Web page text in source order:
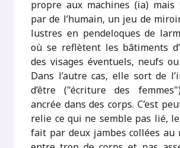
propre aux machines (ia) mais
par de l’humain, un jeu de
lustres en pendeloques de
où se reflètent les bâtiments
des visages éventuels, neufs
Dans l’autre cas, elle sort de
d’être ("écriture des
ancrée dans des corps. C’est
relie ce qui ne semble pas lié,
fait par deux jambes collées au